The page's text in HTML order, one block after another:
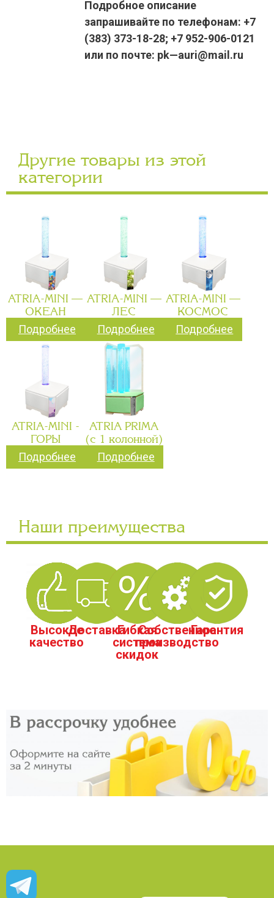
Подробное описание
запрашивайте по телефонам: +7
(383) 373-18-28; +7 952-906-0121
или по почте: pk—auri@mail.ru
Другие товары из этой
категории
ATRIA-MINI —
ОКЕАН
Подробнее
ATRIA-MINI —
ЛЕС
Подробнее
ATRIA-MINI —
КОСМОС
Подробнее
ATRIA-MINI -
ГОРЫ
Подробнее
ATRIA PRIMA
(с 1 колонной)
Подробнее
Наши преимущества
Высокое
качество
ДоставкаГибкая
система
скидок
Собственное
производство
Гарантия